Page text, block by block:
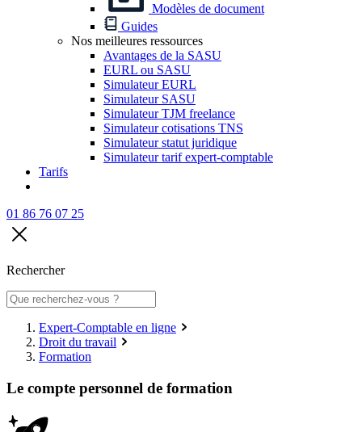
Modèles de document
Guides
Nos meilleures ressources
Avantages de la SASU
EURL ou SASU
Simulateur EURL
Simulateur SASU
Simulateur TJM freelance
Simulateur cotisations TNS
Simulateur statut juridique
Simulateur tarif expert-comptable
Tarifs
01 86 76 07 25
Rechercher
Expert-Comptable en ligne
Droit du travail
Formation
Le compte personnel de formation